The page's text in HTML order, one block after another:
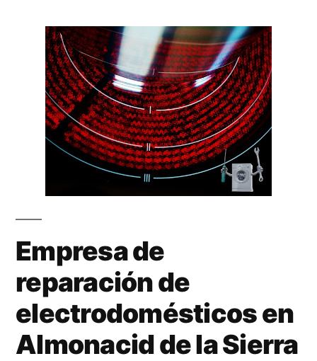
Empresa de
reparación de
electrodomésticos en
Almonacid de la Sierra